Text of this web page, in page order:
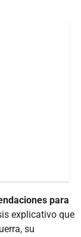
para
explicativo que
su